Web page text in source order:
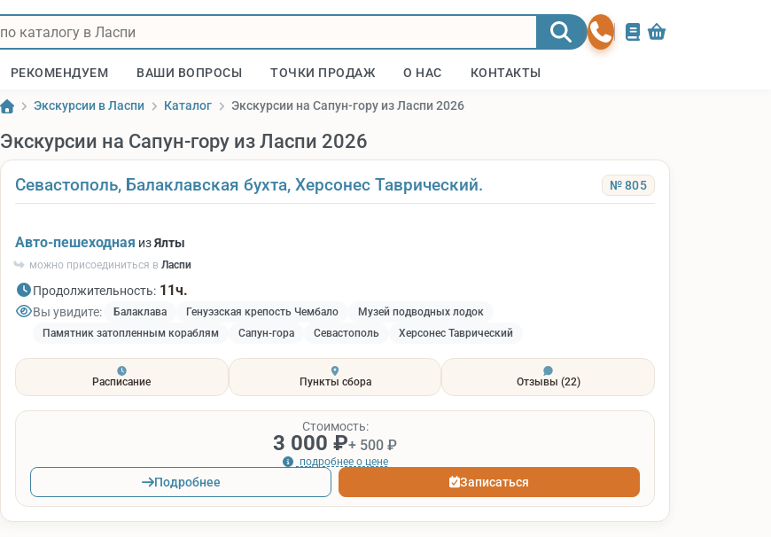
РЕКОМЕНДУЕМ ВАШИ ВОПРОСЫ ТОЧКИ ПРОДАЖ О НАС КОНТАКТЫ
Экскурсии в Ласпи Каталог Экскурсии на Сапун-гору из Ласпи 2026
Экскурсии на Сапун-гору из Ласпи 2026
Севастополь, Балаклавская бухта, Херсонес Таврический. № 805
Авто-пешеходная изЯлты
можно присоединиться в Ласпи
Продолжительность: 11ч.
Вы увидите: Балаклава Генуэзская крепость Чембало
Музей подводных лодок
Памятник затопленным кораблям
Сапун-гора Севастополь Херсонес Таврический
Расписание Пункты сбора Отзывы (22)
Стоимость:
3 000 ₽+ 500 ₽
подробнее о цене
Подробнее Записаться